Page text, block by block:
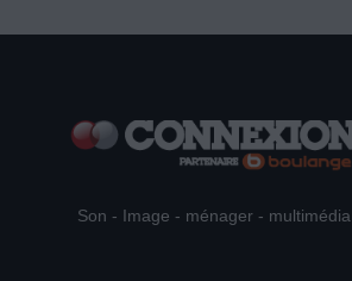
Son - Image - ménager - multimédia